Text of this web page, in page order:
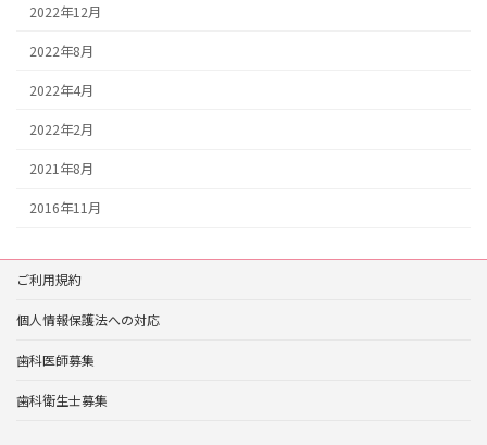
2022年12月
2022年8月
2022年4月
2022年2月
2021年8月
2016年11月
ご利用規約
個人情報保護法への対応
歯科医師募集
歯科衛生士募集